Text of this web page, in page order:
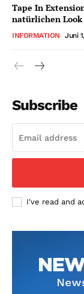
Tape In
natürlichen Look
INFORMATION Juni
Subscribe
I've read and